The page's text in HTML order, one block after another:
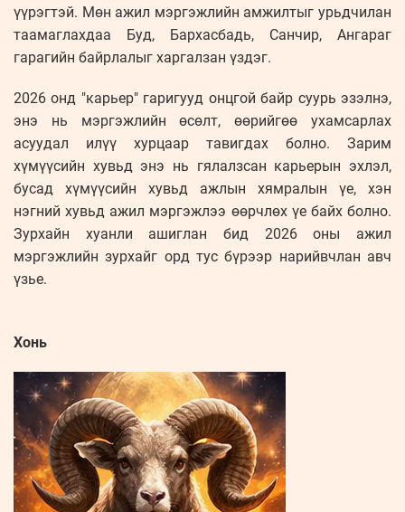
үүрэгтэй. Мөн ажил мэргэжлийн амжилтыг урьдчилан
таамаглахдаа Буд, Бархасбадь, Санчир, Ангараг
гарагийн байрлалыг харгалзан үздэг.
2026 онд "карьер" гаригууд онцгой байр суурь эзэлнэ,
энэ нь мэргэжлийн өсөлт, өөрийгөө ухамсарлах
асуудал илүү хурцаар тавигдах болно. Зарим
хүмүүсийн хувьд энэ нь гялалзсан карьерын эхлэл,
бусад хүмүүсийн хувьд ажлын хямралын үе, хэн
нэгний хувьд ажил мэргэжлээ өөрчлөх үе байх болно.
Зурхайн хуанли ашиглан бид 2026 оны ажил
мэргэжлийн зурхайг орд тус бүрээр нарийвчлан авч
үзье.
Хонь